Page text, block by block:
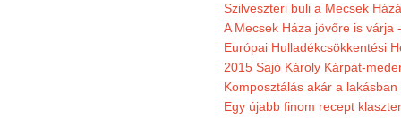
Szilveszteri buli a Mecsek
A Mecsek Háza jövőre is várja
Európai Hulladékcsökkentési
2015 Sajó Károly Kárpát-
Komposztálás akár a lakásban
Egy újabb finom recept